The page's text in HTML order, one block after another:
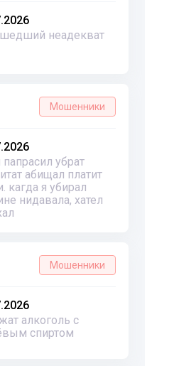
неадекват
Мошенники
убрат
абищал платит
кагда я убирал
нидавала, хател
Мошенники
алкоголь с
спиртом